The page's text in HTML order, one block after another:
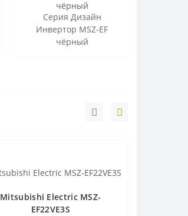
Серия Дизайн
Инвертор MSZ-EF
чёрный
Mitsubishi Electric MSZ-
EF22VE3S